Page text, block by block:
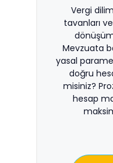
Vergi
tavanları
Mevzuata
yasal
doğru
misiniz?
hesap